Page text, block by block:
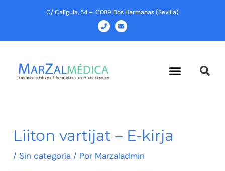
C/ Calígula, 54 – 41089 Dos Hermanas (Sevilla)
P
h
o
n
E
n
v
e
Menu
Liiton vartijat – E-kirja
/Sin categoría / Por Marzaladmin